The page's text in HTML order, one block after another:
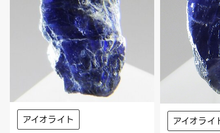
アイオライト アイオライ